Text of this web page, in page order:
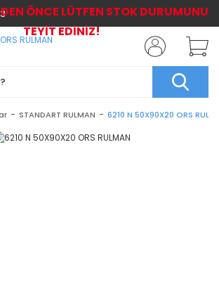
STANDART RULMAN 6210 N 50X90X20 ORS
ÖNCE LÜTFEN STOK DURUMUNU
TEYİT EDİNİZ!